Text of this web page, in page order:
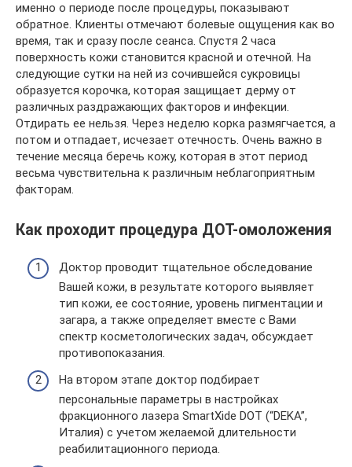
именно о периоде после процедуры, показывают
обратное. Клиенты отмечают болевые ощущения как во
время, так и сразу после сеанса. Спустя 2 часа
поверхность кожи становится красной и отечной. На
следующие сутки на ней из сочившейся сукровицы
образуется корочка, которая защищает дерму от
различных раздражающих факторов и инфекции.
Отдирать ее нельзя. Через неделю корка размягчается, а
потом и отпадает, исчезает отечность. Очень важно в
течение месяца беречь кожу, которая в этот период
весьма чувствительна к различным неблагоприятным
факторам.
Как проходит процедура ДОТ-омоложения
Доктор проводит тщательное обследование
Вашей кожи, в результате которого выявляет
тип кожи, ее состояние, уровень пигментации и
загара, а также определяет вместе с Вами
спектр косметологических задач, обсуждает
противопоказания.
На втором этапе доктор подбирает
персональные параметры в настройках
фракционного лазера SmartXide DOT (“DEKA”,
Италия) с учетом желаемой длительности
реабилитационного периода.